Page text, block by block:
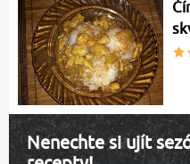
Nenechte si ujít